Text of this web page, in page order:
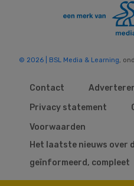
© 2026 | BSL Media & Learning,
Contact
Privacy statement
Voorwaarden
Het laatste nieuws over
geïnformeerd, compleet